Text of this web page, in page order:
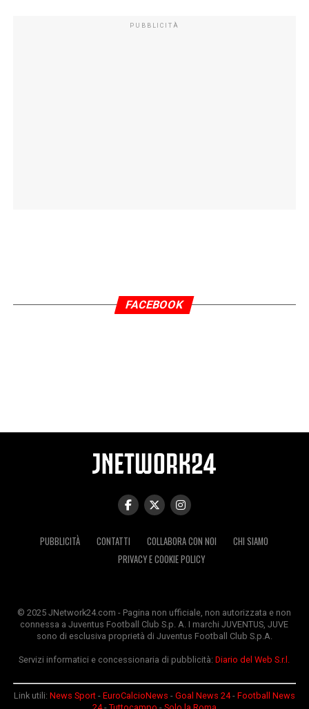
PUBBLICITÀ
FACEBOOK
PUBBLICITÀ CONTATTI COLLABORA CON NOI
CHI SIAMO
PRIVACY E COOKIE POLICY
© 2025 JNetwork24.com - Pagina non ufficiale, non autorizzata e non
connessa a Juventus Football Club S.p. A. I marchi JUVENTUS, JUVE
sono di esclusiva proprietà di Juventus Football Club S.p.A.
Servizi informatici e concessionaria di pubblicità:Diario del Web S.r.l.
Link utili: News Sport- EuroCalcioNews - Goal News 24- Football News